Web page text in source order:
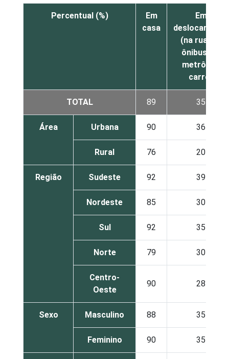
Percentual (%)
Em
casa
Em
deslocamento
(na rua, no
ônibus, no
metrô, no
carro)
TOTAL 89 35
Área Urbana 90 36
Rural 76 20
Região Sudeste 92 39
Nordeste 85 30
Sul 92 35
Norte 79 30
Centro-
Oeste
90 28
Sexo Masculino 88 35
Feminino 90 35